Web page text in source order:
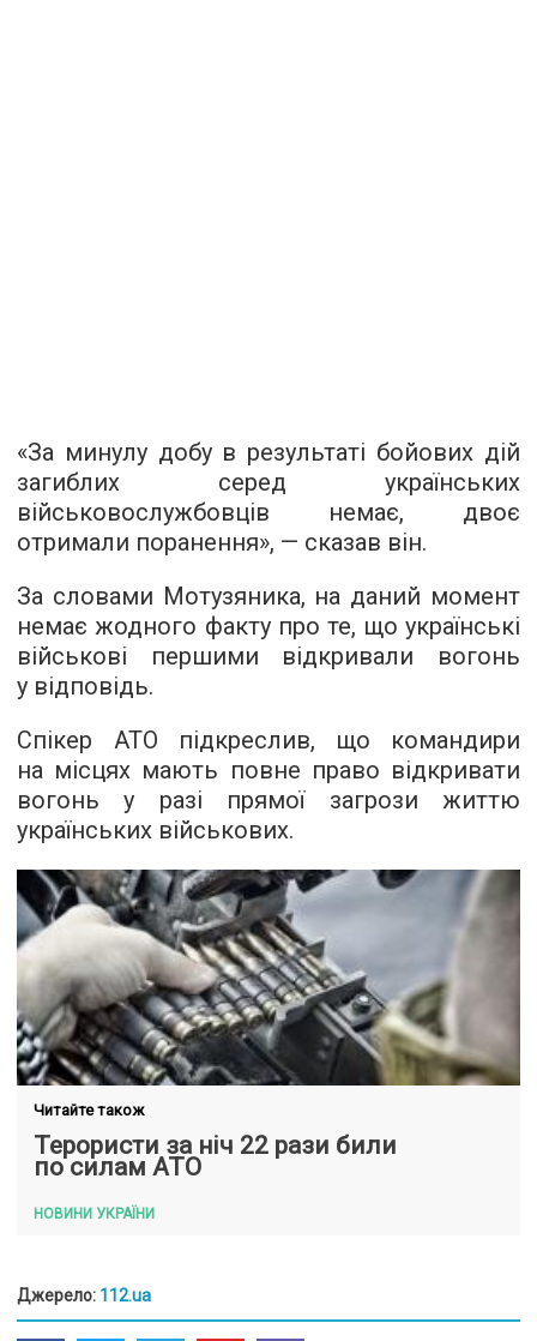
«За минулу добу в результаті бойових дій
загиблих серед українських
військовослужбовців немає, двоє
отримали поранення», — сказав він.
За словами Мотузяника, на даний момент
немає жодного факту про те, що українські
військові першими відкривали вогонь
у відповідь.
Спікер АТО підкреслив, що командири
на місцях мають повне право відкривати
вогонь у разі прямої загрози життю
українських військових.
Читайте також
Терористи за ніч 22 рази били
по силам АТО
НОВИНИ УКРАЇНИ
Джерело: 112.ua